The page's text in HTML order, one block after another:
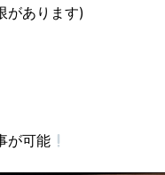
があります)
が可能